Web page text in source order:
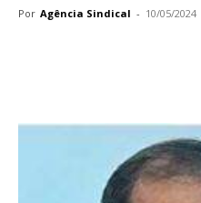
Por Agência Sindical - 10/05/2024